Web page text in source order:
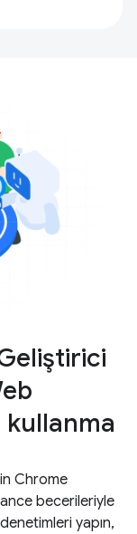
Chrome
becerileriyle
yapın,